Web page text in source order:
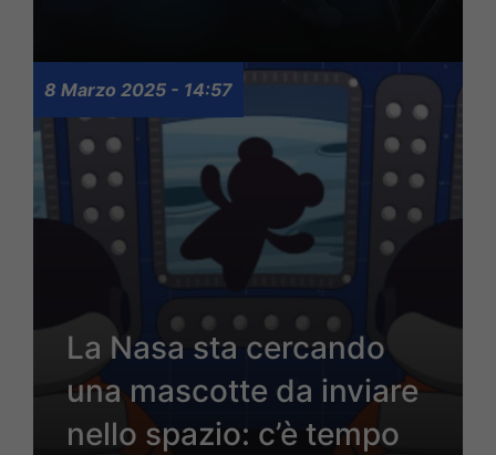
8 Marzo 2025 - 14:57
La Nasa sta cercando
una mascotte da inviare
nello spazio: c’è tempo